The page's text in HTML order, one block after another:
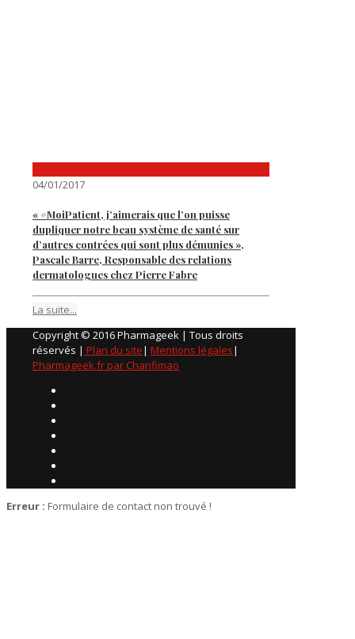
04/01/2017
« #MoiPatient, j’aimerais que l’on puisse
dupliquer notre beau système de santé sur
d’autres contrées qui sont plus démunies »,
Pascale Barre, Responsable des relations
dermatologues chez Pierre Fabre
La suite...
Copyright © 2016 Pharmageek | Tous droits
réservés | Plan du site| Mentions légales|
Pharmageek.fr par Chanfimao
Erreur : Formulaire de contact non trouvé !